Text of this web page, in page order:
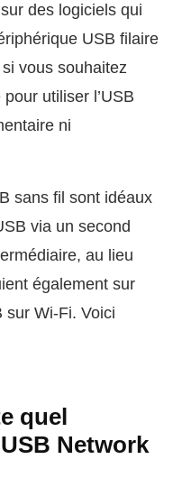
des logiciels qui
USB filaire
vous souhaitez
utiliser l’USB
ni
sans fil sont idéaux
via un second
au lieu
également sur
Wi‑Fi. Voici
quel
Network